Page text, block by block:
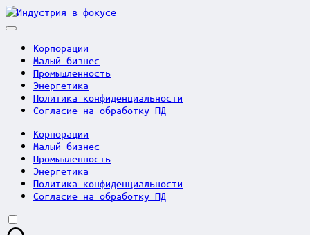
Skip
to
Индустрия
Корпорации
Малый бизнес
Промышленность
Энергетика
Политика конфиденциальности
Согласие на обработку ПД
Корпорации
Малый бизнес
Промышленность
Энергетика
Политика конфиденциальности
Согласие на обработку ПД